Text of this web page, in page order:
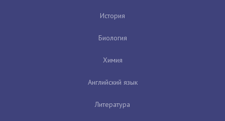
История
Биология
Химия
Английский язык
Литература